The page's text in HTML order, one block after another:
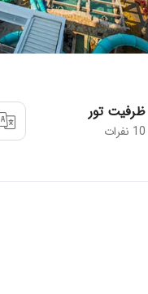
ظرفیت تور
10 نفرات